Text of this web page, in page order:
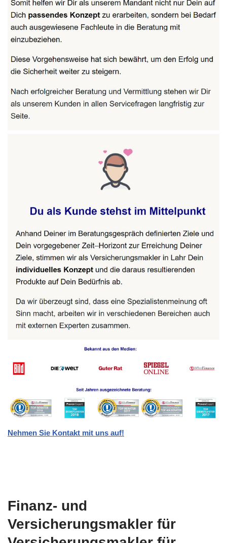
Nehmen Sie Kontakt mit uns auf!
Finanz- und
Versicherungsmakler für